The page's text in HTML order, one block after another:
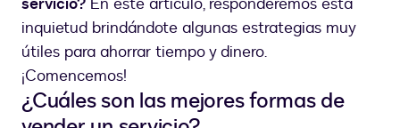
inquietud brindándote algunas estrategias muy
útiles para ahorrar tiempo y dinero.
¡Comencemos!
¿Cuáles son las mejores formas de